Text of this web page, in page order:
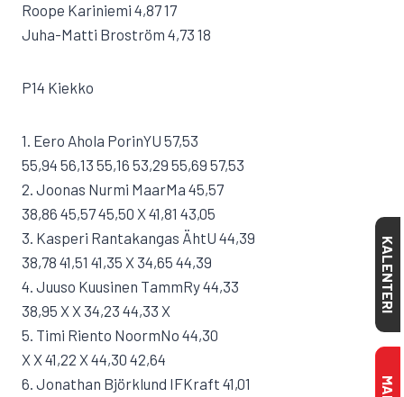
Roope Kariniemi 4,87 17
Juha-Matti Broström 4,73 18
P14 Kiekko
1. Eero Ahola PorinYU 57,53
55,94 56,13 55,16 53,29 55,69 57,53
2. Joonas Nurmi MaarMa 45,57
38,86 45,57 45,50 X 41,81 43,05
3. Kasperi Rantakangas ÄhtU 44,39
38,78 41,51 41,35 X 34,65 44,39
4. Juuso Kuusinen TammRy 44,33
38,95 X X 34,23 44,33 X
5. Timi Riento NoormNo 44,30
X X 41,22 X 44,30 42,64
6. Jonathan Björklund IFKraft 41,01
KALENTERI